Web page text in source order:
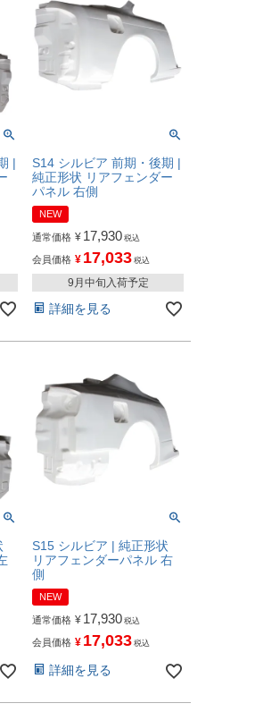
|
S14 シルビア 前期・後期 |
純正形状 リアフェンダー
パネル 右側
NEW
通常価格 ¥ 17,930 税込
会員価格 ¥ 17,033 税込
9月中旬入荷予定
詳細を見る
S15 シルビア | 純正形状
リアフェンダーパネル 右
側
NEW
通常価格 ¥ 17,930 税込
会員価格 ¥ 17,033 税込
詳細を見る